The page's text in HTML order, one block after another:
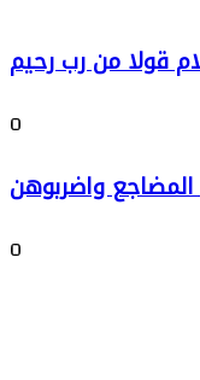
قولا من رب رحيم
0
واضربوهن
0